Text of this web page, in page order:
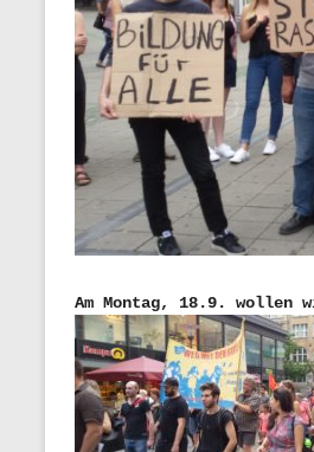
Am Montag, 18.9. wollen